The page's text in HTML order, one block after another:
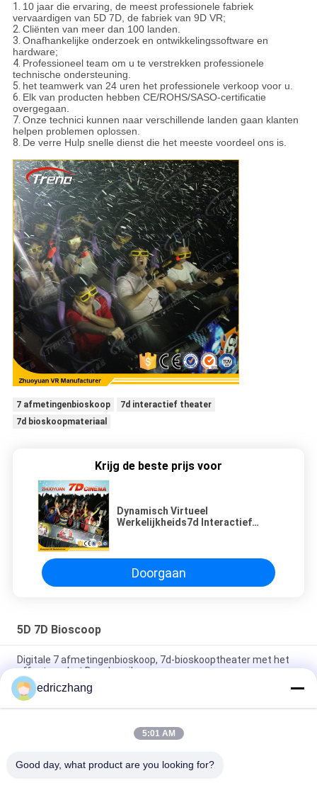
1. 10 jaar die ervaring, de meest professionele fabriek
vervaardigen van 5D 7D, de fabriek van 9D VR;
2. Cliënten van meer dan 100 landen.
3. Onafhankelijke onderzoek en ontwikkelingssoftware en
hardware;
4. Professioneel team om u te verstrekken professionele
technische ondersteuning.
5. het teamwerk van 24 uren het professionele verkoop voor u.
6. Elk van producten hebben CE/ROHS/SASO-certificatie
overgegaan.
7. Onze technici kunnen naar verschillende landen gaan klanten
helpen problemen oplossen.
8. De verre Hulp snelle dienst die het meeste voordeel ons is.
7 afmetingenbioskoop
7d interactief theater
7d bioskoopmateriaal
Krijg de beste prijs voor
Dynamisch Virtueel
Werkelijkheids7d Interactief
Doorgaan
5D 7D Bioscoop
Digitale 7 afmetingenbioskoop, 7d-bioskooptheater met het
effect van het Beenbereik
6 DOF het Vermaak7d Bioscoop van het Themapark met het
Schermbeeldschermsysteem
Het verbazen Schietend Spel7d Bioscoop 6/8 Zetels met 5,1
edriczhang
5:01 AM
Good day, what product are you looking for?